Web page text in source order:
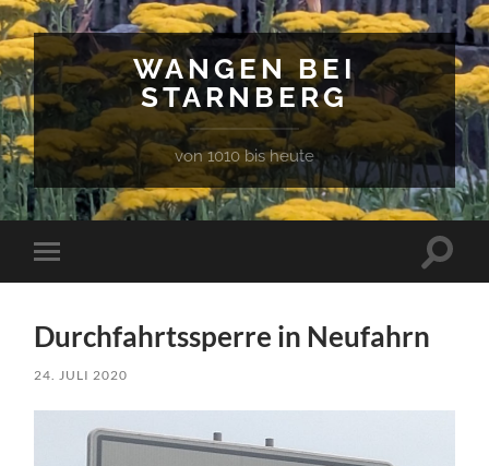
WANGEN BEI
STARNBERG
von 1010 bis heute
Mobile-
Menü
Durchfahrtssperre in Neufahrn
24. JULI 2020